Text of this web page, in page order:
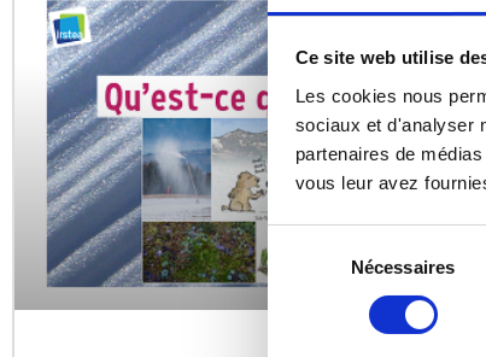
Ce site web utilise
Les cookies nous
sociaux et d'analyser
partenaires de
vous leur avez
du
consentement
Nécessaires